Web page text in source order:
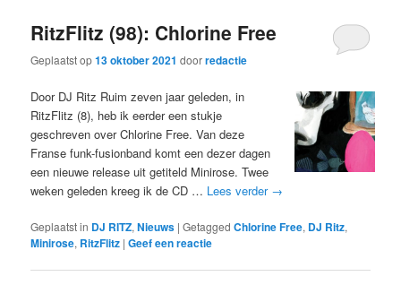
RitzFlitz (98): Chlorine Free
Geplaatst op13 oktober 2021 doorredactie
Door DJ Ritz Ruim zeven jaar geleden, in
RitzFlitz (8), heb ik eerder een stukje
geschreven over Chlorine Free. Van deze
Franse funk-fusionband komt een dezer dagen
een nieuwe release uit getiteld Minirose. Twee
weken geleden kreeg ik de CD … Lees verder →
Geplaatst in DJ RITZ,Nieuws |Getagged Chlorine Free, DJ Ritz,
Minirose, RitzFlitz |Geef een reactie